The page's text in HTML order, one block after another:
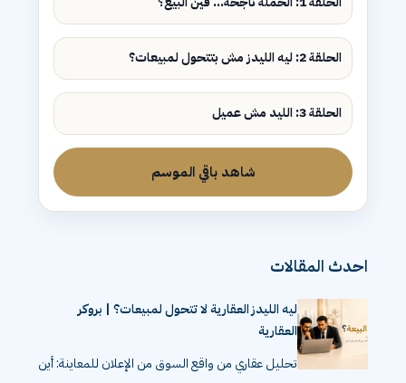
الحلقة 2: ليه الليدز مش بتتحول لمبيعات؟
الحلقة 3: الليد مش عميل
شاهد باقي الموسم
احدث المقالات
ليه الليدز العقارية لا تتحول لمبيعات؟ | بروكر
العقارية
تحليل عقاري من واقع السوق من الإعلان للمعاينة: أين